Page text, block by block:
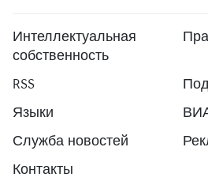
Интеллектуальная
собственность
RSS
Языки
Служба новостей
Контакты